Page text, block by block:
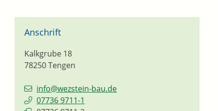
Anschrift
Kalkgrube 18
78250Tengen
info@wezstein-bau.de
07736 9711-1